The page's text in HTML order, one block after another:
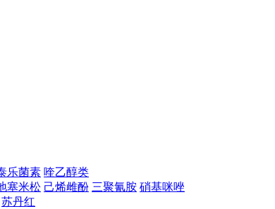
乐菌素 喹乙醇类
塞米松 己烯雌酚 三聚氰胺 硝基咪唑
苏丹红